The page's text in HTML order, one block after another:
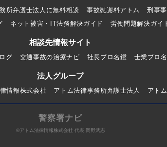
所弁護士法人に無料相談 事故慰謝料アトム 刑事
ネット被害・IT法務解決ガイド 労働問題解決ガイ
相談先情報サイト
グ 交通事故の治療ナビ 社長プロ名鑑 士業プロ
法人グループ
情報株式会社 アトム法律事務所弁護士法人 アト
警察署ナビ
©アトム法律情報株式会社 代表 岡野武志